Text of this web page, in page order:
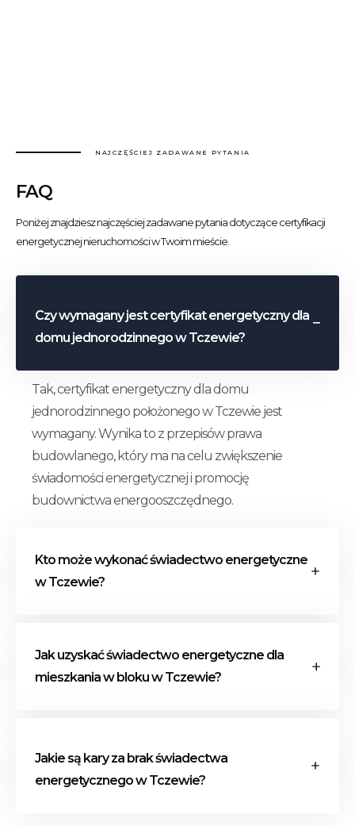
NAJCZĘŚCIEJ ZADAWANE PYTANIA
FAQ
Poniżej znajdziesz najczęściej zadawane pytania dotyczące certyfikacji
energetycznej nieruchomości w Twoim mieście.
Czy wymagany jest certyfikat energetyczny dla
domu jednorodzinnego w Tczewie?
Tak, certyfikat energetyczny dla domu
jednorodzinnego położonego w Tczewie jest
wymagany. Wynika to z przepisów prawa
budowlanego, który ma na celu zwiększenie
świadomości energetycznej i promocję
budownictwa energooszczędnego.
Kto może wykonać świadectwo energetyczne
w Tczewie?
sporządzić wyłącznie osoba wpisana do
centralnego rejestru charakterystyki
certyfikatów energetycznych.
Jak uzyskać świadectwo energetyczne dla
mieszkania w bloku w Tczewie?
energetycznego dla mieszkania w bloku w
Tczewie obejmuje kilka kluczowych etapów:
Jakie są kary za brak świadectwa
energetycznego w Tczewie?